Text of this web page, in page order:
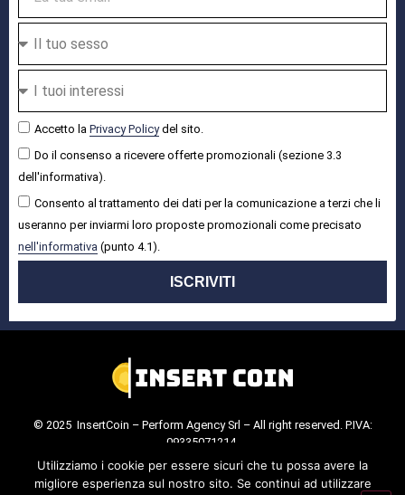
Accetto la Privacy Policydel sito.
Do il consenso a ricevere offerte promozionali (sezione 3.3
dell'informativa).
Consento al trattamento dei dati per la comunicazione a terzi che li
useranno per inviarmi loro proposte promozionali come precisato
nell'informativa (punto 4.1).
ISCRIVITI
© 2025 InsertCoin – Perform Agency Srl – All right reserved. P.IVA:
09335071214.
Cookie Policy
Privacy Policy.
Utilizziamo i cookie per essere sicuri che tu possa avere la
migliore esperienza sul nostro sito. Se continui ad utilizzare